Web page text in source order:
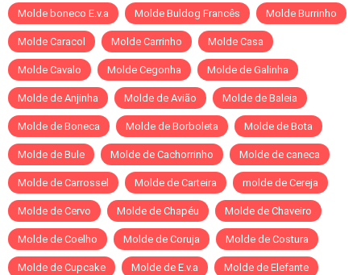
Molde boneco E.v.a Molde Buldog Francês Molde Burrinho
Molde Caracol Molde Carrinho Molde Casa
Molde Cavalo Molde Cegonha Molde de Galinha
Molde de Anjinha Molde de Avião Molde de Baleia
Molde de Boneca Molde de Borboleta Molde de Bota
Molde de Bule Molde de Cachorrinho Molde de caneca
Molde de Carrossel Molde de Carteira molde de Cereja
Molde de Cervo Molde de Chapéu Molde de Chaveiro
Molde de Coelho Molde de Coruja Molde de Costura
Molde de Cupcake Molde de E.v.a Molde de Elefante